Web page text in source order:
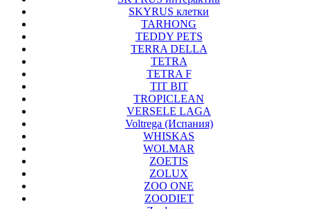
SKYRUS клетки
TARHONG
TEDDY PETS
TERRA DELLA
TETRA
TETRA F
TIT BIT
TROPICLEAN
VERSELE LAGA
Voltrega (Испания)
WHISKAS
WOLMAR
ZOETIS
ZOLUX
ZOO ONE
ZOODIET